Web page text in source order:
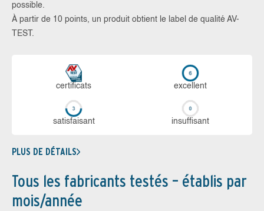
possible.
À partir de 10 points, un produit obtient le label de qualité AV-
TEST.
certi­ficats ex­cellent
sa­tis­fai­sant in­suf­fi­sant
PLUS DE DÉTAILS
Tous les fabricants testés – établis par
mois/année